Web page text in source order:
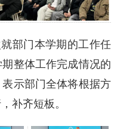
部门本学期的工作任
整体工作完成情况的
示部门全体将根据方
补齐短板。